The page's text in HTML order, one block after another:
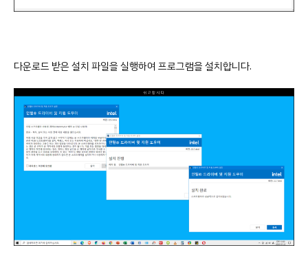
다운로드 받은 설치 파일을 실행하여 프로그램을 설치합니다.